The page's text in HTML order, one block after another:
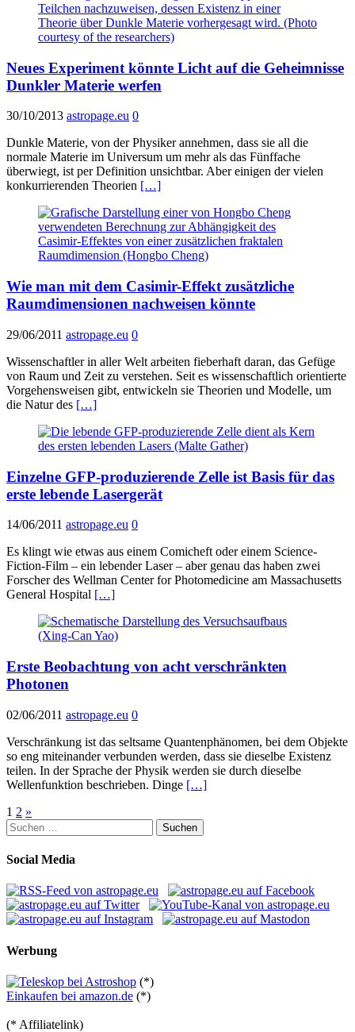
Neues Experiment könnte Licht auf die Geheimnisse
Dunkler Materie werfen
30/10/2013 astropage.eu 0
Dunkle Materie, von der Physiker annehmen, dass sie all die
normale Materie im Universum um mehr als das Fünffache
überwiegt, ist per Definition unsichtbar. Aber einigen der vielen
konkurrierenden Theorien […]
Wie man mit dem Casimir-Effekt zusätzliche
Raumdimensionen nachweisen könnte
29/06/2011 astropage.eu 0
Wissenschaftler in aller Welt arbeiten fieberhaft daran, das Gefüge
von Raum und Zeit zu verstehen. Seit es wissenschaftlich orientierte
Vorgehensweisen gibt, entwickeln sie Theorien und Modelle, um
die Natur des […]
Einzelne GFP-produzierende Zelle ist Basis für das
erste lebende Lasergerät
14/06/2011 astropage.eu 0
Es klingt wie etwas aus einem Comicheft oder einem Science-
Fiction-Film – ein lebender Laser – aber genau das haben zwei
Forscher des Wellman Center for Photomedicine am Massachusetts
General Hospital […]
Erste Beobachtung von acht verschränkten
Photonen
02/06/2011 astropage.eu 0
Verschränkung ist das seltsame Quantenphänomen, bei dem Objekte
so eng miteinander verbunden werden, dass sie dieselbe Existenz
teilen. In der Sprache der Physik werden sie durch dieselbe
Wellenfunktion beschrieben. Dinge […]
Seitennummerierung
der
Beiträge
1 2 »
Suchen
nach:
Social Media
Werbung
(*)
Einkaufen bei amazon.de (*)
(* Affiliatelink)